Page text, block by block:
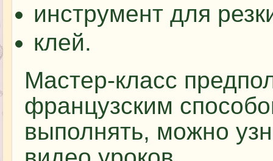
инструмент для
клей.
Мастер-класс
французским
выполнять, можно